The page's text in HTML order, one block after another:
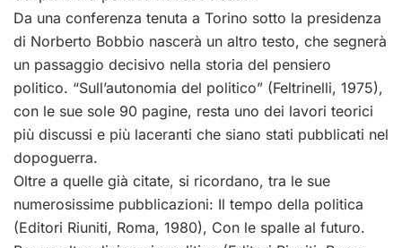
Da una conferenza tenuta a Torino sotto la presidenza
di Norberto Bobbio nascerà un altro testo, che segnerà
un passaggio decisivo nella storia del pensiero
politico. “Sull’autonomia del politico” (Feltrinelli, 1975),
con le sue sole 90 pagine, resta uno dei lavori teorici
più discussi e più laceranti che siano stati pubblicati nel
dopoguerra.
Oltre a quelle già citate, si ricordano, tra le sue
numerosissime pubblicazioni: Il tempo della politica
(Editori Riuniti, Roma, 1980), Con le spalle al futuro.